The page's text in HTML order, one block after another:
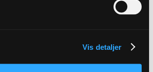
Vis detaljer